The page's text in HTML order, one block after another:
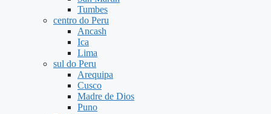
Tumbes
centro do Peru
Ancash
Ica
Lima
sul do Peru
Arequipa
Cusco
Madre de Dios
Puno